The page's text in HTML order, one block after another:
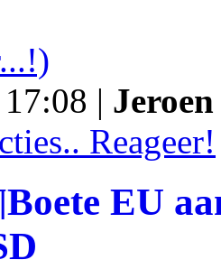
|
Reageer!
Boete EU